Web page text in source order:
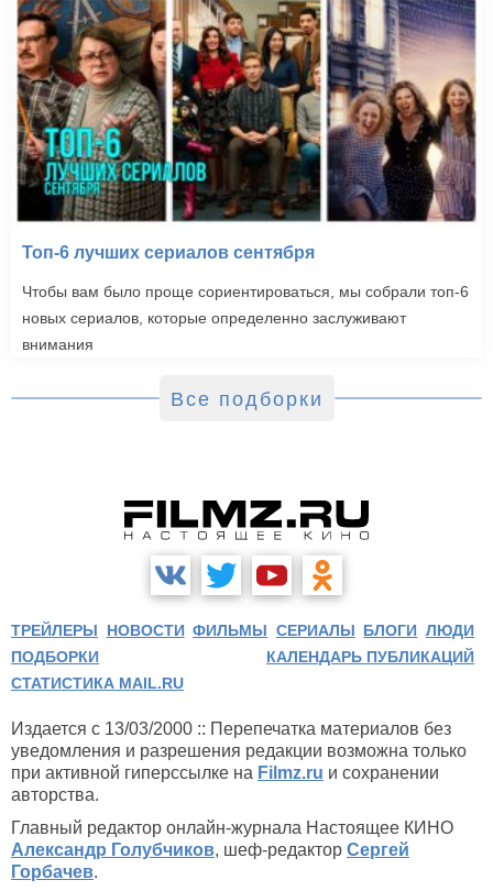
Топ-6 лучших сериалов сентября
Чтобы вам было проще сориентироваться, мы собрали топ-6
новых сериалов, которые определенно заслуживают
внимания
Все подборки
ТРЕЙЛЕРЫ НОВОСТИ ФИЛЬМЫ СЕРИАЛЫ БЛОГИ ЛЮДИ
ПОДБОРКИ
КАЛЕНДАРЬ ПУБЛИКАЦИЙ
СТАТИСТИКА MAIL.RU
Издается с 13/03/2000 :: Перепечатка материалов без
уведомления и разрешения редакции возможна только
при активной гиперссылке на Filmz.ru и сохранении
авторства.
Главный редактор онлайн-журнала Настоящее КИНО
Александр Голубчиков, шеф-редактор Сергей
Горбачев.